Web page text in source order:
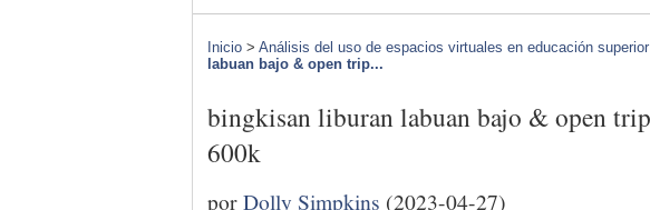
Inicio > Análisis del uso de espacios virtuales en educación superior
labuan bajo & open trip...
bingkisan liburan labuan bajo & open
600k
porDolly Simpkins (2023-04-27)